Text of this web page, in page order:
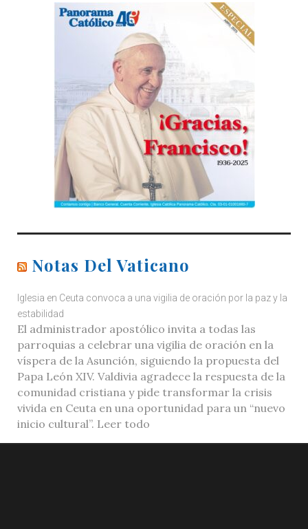
Notas Del Vaticano
Iglesia en Ceuta convoca a una vigilia de oración por la paz y la
estabilidad
El administrador apostólico invita a todas las
parroquias a celebrar una vigilia de oración en la
víspera de la Asunción, siguiendo la propuesta del
Papa León XIV. Valdivia agradece la respuesta de la
comunidad cristiana y pide transformar la crisis
vivida en Ceuta en una oportunidad para un “nuevo
inicio cultural”. Leer todo